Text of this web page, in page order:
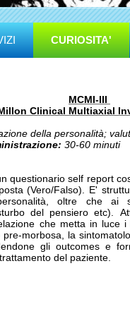
CURIOSITA'
MCMI-III
Clinical Multiaxial
della personalità;
30-60 minuti
questionario self report
(Vero/Falso). E'
oltre che ai
del pensiero etc).
che metta in luce i
morbosa, la
gli outcomes e
del paziente.